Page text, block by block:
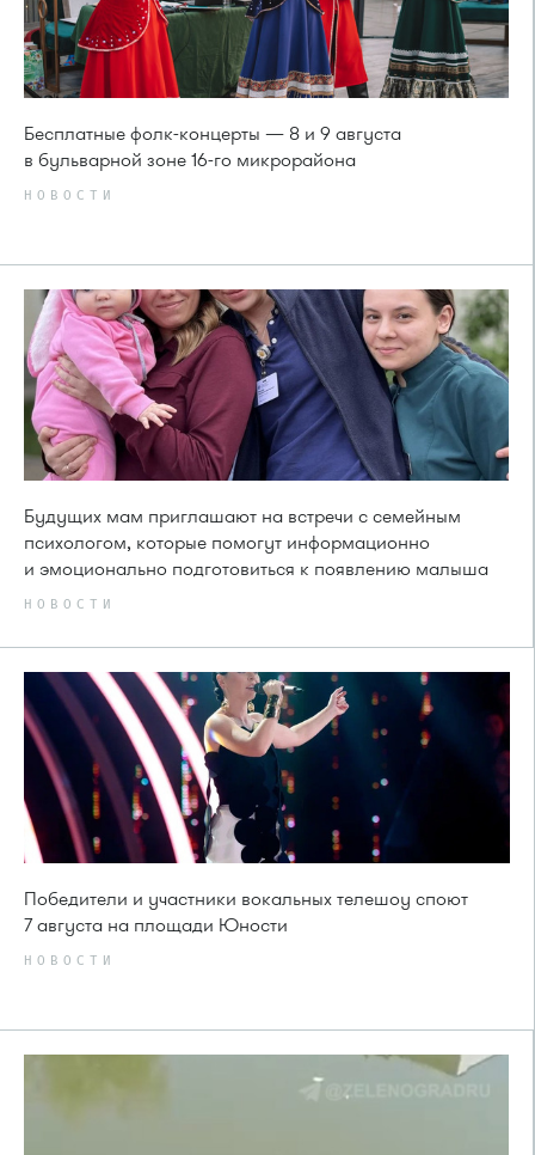
Бесплатные фолк-концерты — 8 и 9 августа
в бульварной зоне 16-го микрорайона
НОВОСТИ
Будущих мам приглашают на встречи с семейным
психологом, которые помогут информационно
и эмоционально подготовиться к появлению малыша
НОВОСТИ
Победители и участники вокальных телешоу споют
7 августа на площади Юности
НОВОСТИ